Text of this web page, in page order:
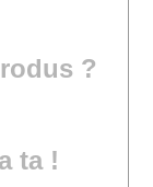
?
ta !